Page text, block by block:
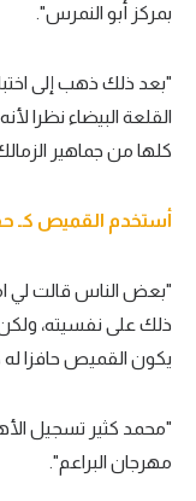
بمركز أبو النمرس".
"بعد ذلك ذهب إلى
القلعة البيضاء نظرا
كلها من جماهير
أستخدم القميص كـ
"بعض الناس قالت لي
ذلك على نفسيته، ولكن
يكون القميص حافزا
"محمد كثير تسجيل
مهرجان البراعم".